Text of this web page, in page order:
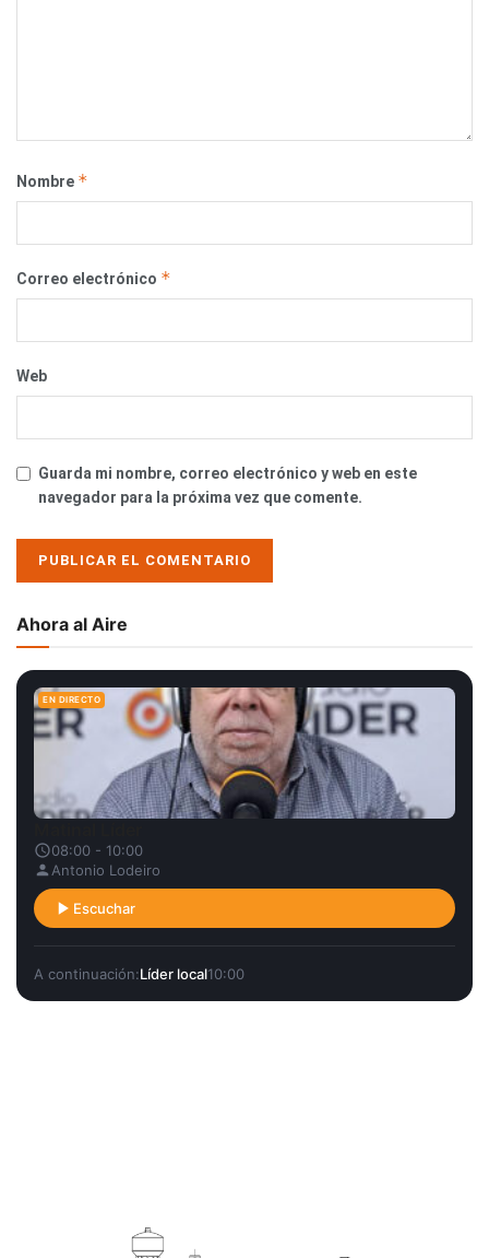
Nombre *
Correo electrónico *
Web
Guarda mi nombre, correo electrónico y web en este
navegador para la próxima vez que comente.
Ahora al Aire
EN DIRECTO
08:00 - 10:00
Antonio Lodeiro
Escuchar
A continuación:Líder local10:00